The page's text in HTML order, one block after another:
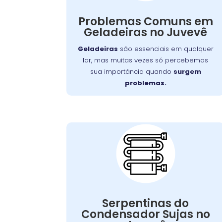
Problemas Comuns em
Geladeiras no Juvevê
Geladeiras são essenciais em qualquer
lar, mas muitas vezes só percebemos
sua importância quando surgem
problemas.
significativo. Felizmente, a
Wandertec
oferece
serviços especializados de
o funcionamento ideal de seus
aparelhos.
Serpentinas do
Condensador Sujas no
Serpentinas do
Condensador
Sujas:
problema
pode ser resolvido com
uma
limpeza regular
, mas se